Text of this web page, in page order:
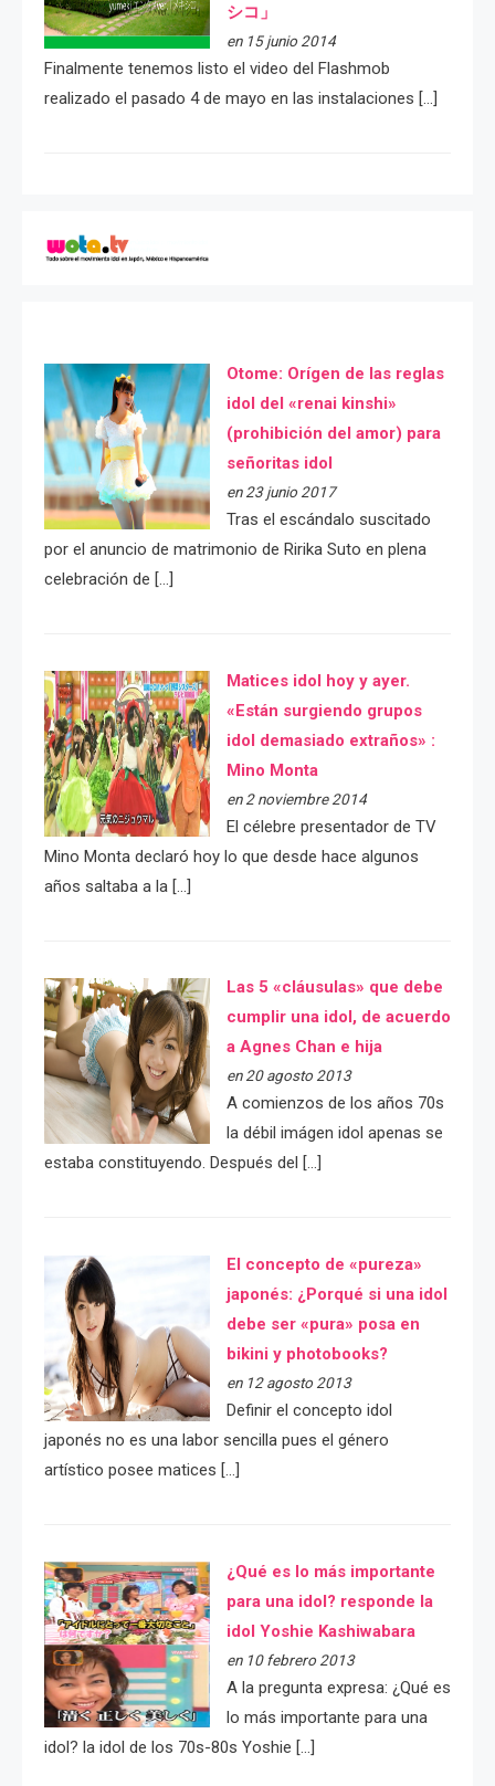
シコ」
en 15 junio 2014
Finalmente tenemos listo el video del Flashmob
realizado el pasado 4 de mayo en las instalaciones […]
Otome: Orígen de las reglas
idol del «renai kinshi»
(prohibición del amor) para
señoritas idol
en 23 junio 2017
Tras el escándalo suscitado
por el anuncio de matrimonio de Ririka Suto en plena
celebración de […]
Matices idol hoy y ayer.
«Están surgiendo grupos
idol demasiado extraños» :
Mino Monta
en 2 noviembre 2014
El célebre presentador de TV
Mino Monta declaró hoy lo que desde hace algunos
años saltaba a la […]
Las 5 «cláusulas» que debe
cumplir una idol, de acuerdo
a Agnes Chan e hija
en 20 agosto 2013
A comienzos de los años 70s
la débil imágen idol apenas se
estaba constituyendo. Después del […]
El concepto de «pureza»
japonés: ¿Porqué si una idol
debe ser «pura» posa en
bikini y photobooks?
en 12 agosto 2013
Definir el concepto idol
japonés no es una labor sencilla pues el género
artístico posee matices […]
¿Qué es lo más importante
para una idol? responde la
idol Yoshie Kashiwabara
en 10 febrero 2013
A la pregunta expresa: ¿Qué es
lo más importante para una
idol? la idol de los 70s-80s Yoshie […]